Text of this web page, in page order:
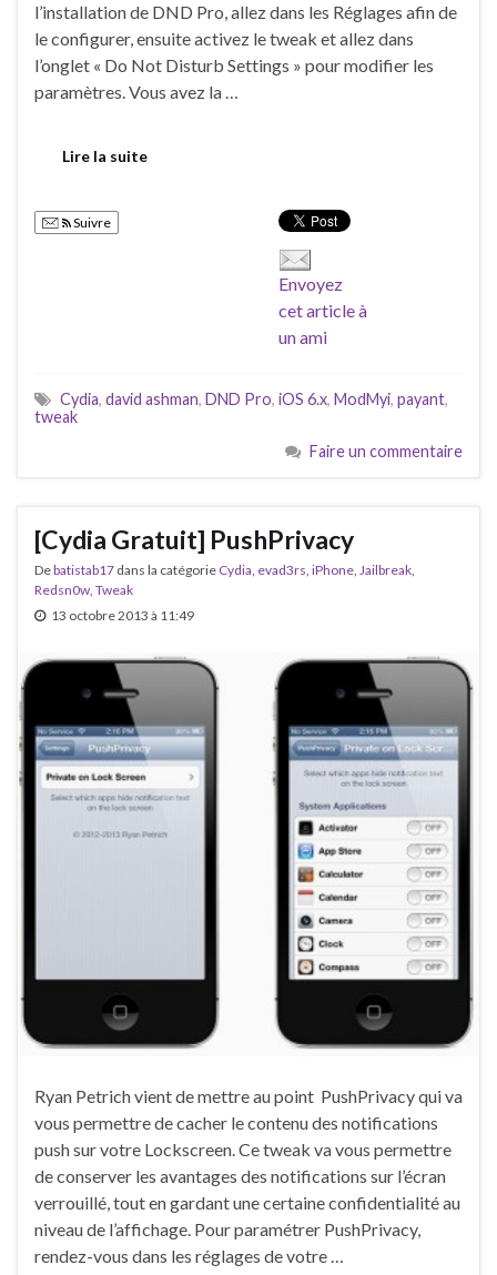
l’installation de DND Pro, allez dans les Réglages afin de
le configurer, ensuite activez le tweak et allez dans
l’onglet « Do Not Disturb Settings » pour modifier les
paramètres. Vous avez la …
Lire la suite
Suivre
Envoyez
cet article à
un ami
Cydia, david ashman, DND Pro, iOS 6.x, ModMyi, payant,
tweak
Faire un commentaire
[Cydia Gratuit] PushPrivacy
Debatistab17 dans la catégorie Cydia, evad3rs, iPhone, Jailbreak,
Redsn0w, Tweak
13 octobre 2013 à 11:49
Ryan Petrich vient de mettre au point PushPrivacy qui va
vous permettre de cacher le contenu des notifications
push sur votre Lockscreen. Ce tweak va vous permettre
de conserver les avantages des notifications sur l’écran
verrouillé, tout en gardant une certaine confidentialité au
niveau de l’affichage. Pour paramétrer PushPrivacy,
rendez-vous dans les réglages de votre …